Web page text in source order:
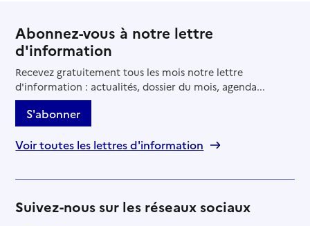
Abonnez-vous à notre lettre
d'information
Recevez gratuitement tous les mois notre lettre
d'information : actualités, dossier du mois, agenda...
S'abonner
Voir toutes les lettres d'information
Suivez-nous sur les réseaux sociaux